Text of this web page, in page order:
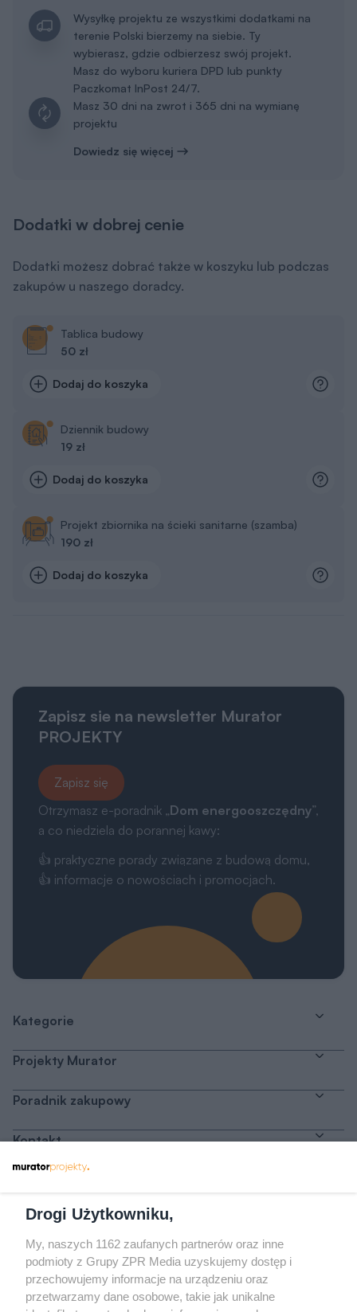
Wysyłkę projektu ze wszystkimi dodatkami na
terenie Polski bierzemy na siebie. Ty
wybierasz, gdzie odbierzesz swój projekt.
Masz do wyboru kuriera DPD lub punkty
Paczkomat InPost 24/7.
Masz 30 dni na zwrot i 365 dni na wymianę
projektu
Dowiedz się więcej
Dodatki w dobrej cenie
Dodatki możesz dobrać także w koszyku lub podczas
zakupów u naszego doradcy.
Tablica budowy
50 zł
Dodaj do koszyka
Dziennik budowy
19 zł
Dodaj do koszyka
Projekt zbiornika na ścieki sanitarne (szamba)
190 zł
Dodaj do koszyka
Zapisz sie na newsletter Murator
PROJEKTY
Zapisz się
Otrzymasz e-poradnik „Dom energooszczędny”,
a co niedziela do porannej kawy:
👍 praktyczne porady związane z budową domu,
👍 informacje o nowościach i promocjach.
Kategorie
Projekty Murator
Poradnik zakupowy
Kontakt
Odwiedź grupę na Facebooku
Gdybym budował drugi raz - mądry Polak
Drogi Użytkowniku,
My, naszych 1162 zaufanych partnerów oraz inne
podmioty z Grupy ZPR Media uzyskujemy dostęp i
przechowujemy informacje na urządzeniu oraz
przetwarzamy dane osobowe, takie jak unikalne